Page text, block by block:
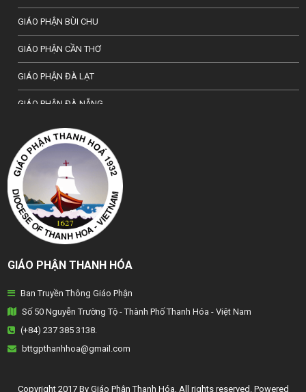
GIÁO PHẬN BÙI CHU
GIÁO PHẬN CẦN THƠ
GIÁO PHẬN ĐÀ LẠT
GIÁO PHẬN ĐÀ NẴNG
TỔNG GIÁO PHẬN HÀ NỘI
GIÁO PHẬN HẢI PHÒNG
TỔNG GIÁO PHẬN HUẾ
GIÁO PHẬN HƯNG HOÁ
GIÁO PHẬN KON TUM
GIÁO PHẬN LẠNG SƠN
GIÁO PHẬN LONG XUYÊN
GIÁO PHẬN PHAN THIẾT
GIÁO PHẬN THANH HÓA
Ban Truyền Thông Giáo Phận
Số 50 Nguyễn Trường Tộ - Thành Phố Thanh Hóa - Việt Nam
(+84) 237 385 3138.
bttgpthanhhoa@gmail.com
Copyright 2017 By Giáo Phận Thanh Hóa, All rights reserved. Powered